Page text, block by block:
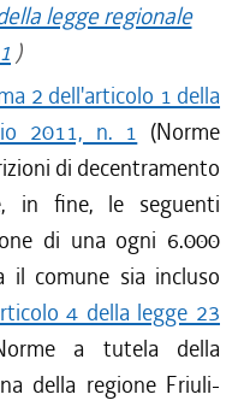
legge regionale
)
2 dell'articolo 1 della
2011, n. 1 (Norme
di decentramento
in fine, le seguenti
di una ogni 6.000
il comune sia incluso
4 della legge 23
a tutela della
della regione Friuli-